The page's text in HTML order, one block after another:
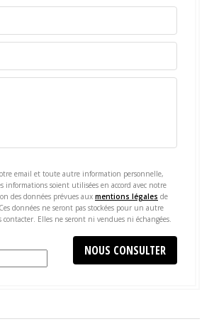
email et toute autre information personnelle,
informations soient utilisées en accord avec notre
des données prévues aux mentions légales de
données ne seront pas stockées pour un autre
contacter. Elles ne seront ni vendues ni échangées.